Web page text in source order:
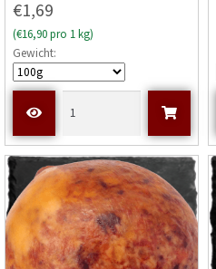
€1,69
(€16,90 pro 1 kg)
Gewicht: